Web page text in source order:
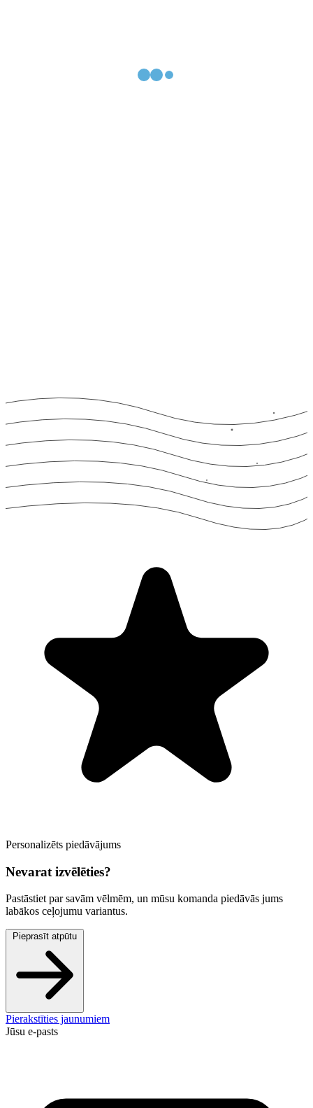
Personalizēts piedāvājums
Nevarat izvēlēties?
Pastāstiet par savām vēlmēm, un mūsu komanda piedāvās jums
labākos ceļojumu variantus.
Pieprasīt atpūtu
Pierakstīties jaunumiem
Jūsu e-pasts